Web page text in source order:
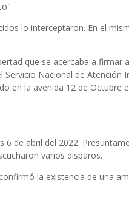
lo interceptaron. En el
que se acercaba a firmar
Nacional de Atención
en la avenida 12 de Octubre
6 de abril del 2022.
varios disparos.
la existencia de una